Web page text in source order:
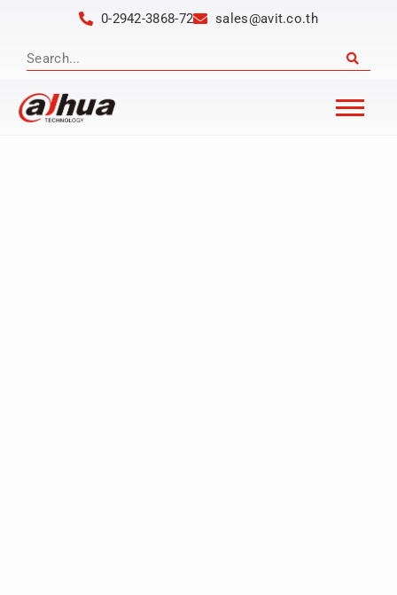
0-2942-3868-72 sales@avit.co.th